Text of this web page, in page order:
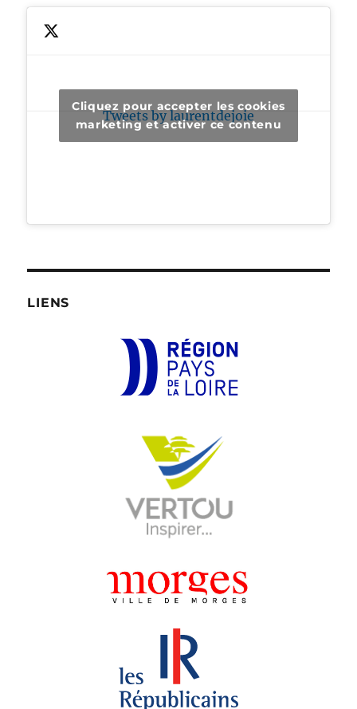
Tweets by laurentdejoie
Cliquez pour accepter les cookies
marketing et activer ce contenu
LIENS